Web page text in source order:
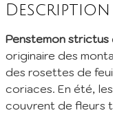
Description
Penstemon strictus
originaire des
des rosettes de
coriaces. En été,
couvrent de fleurs
dernières infos de la
cours... (1 mail/ mois
EMail :
Je m'abonne